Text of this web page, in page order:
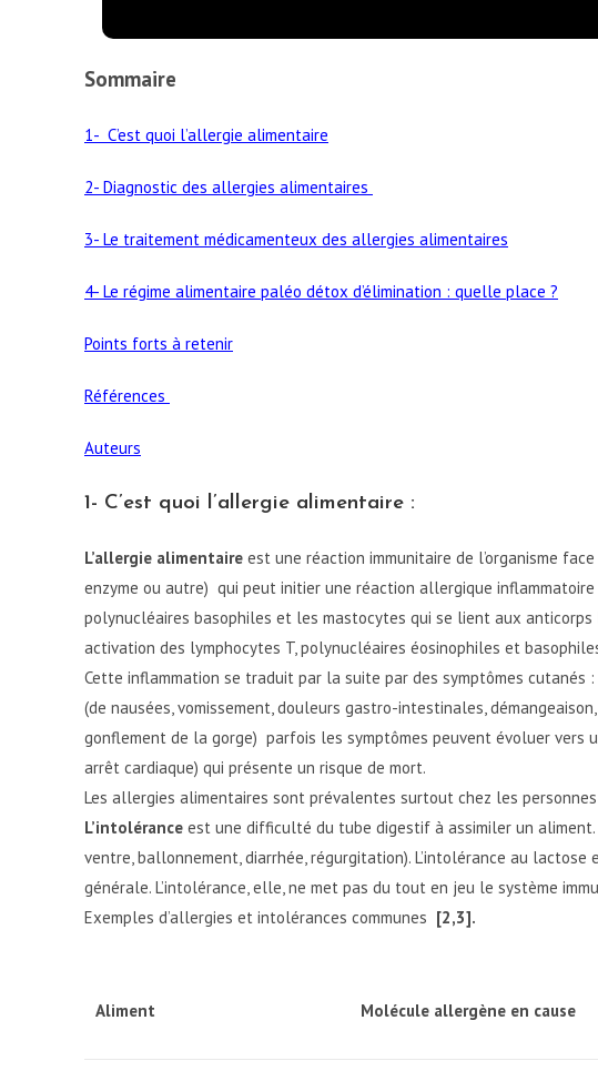
Sommaire
1- C’est quoi l’allergie alimentaire
2- Diagnostic des allergies alimentaires
3- Le traitement médicamenteux des allergies alimentaires
4- Le régime alimentaire paléo détox d’élimination : quelle place ?
Points forts à retenir
Références
Auteurs
1- C’est quoi l’allergie alimentaire :
L’allergie alimentaire est une réaction immunitaire de l’organisme
enzyme ou autre) qui peut initier une réaction allergique
polynucléaires basophiles et les mastocytes qui se lient aux anticorps
activation des lymphocytes T, polynucléaires éosinophiles et
Cette inflammation se traduit par la suite par des symptômes cutanés :
(de nausées, vomissement, douleurs gastro-intestinales,
gonflement de la gorge) parfois les symptômes peuvent évoluer vers
arrêt cardiaque) qui présente un risque de mort.
Les allergies alimentaires sont prévalentes surtout chez les
L’intolérance est une difficulté du tube digestif à assimiler un
ventre, ballonnement, diarrhée, régurgitation). L’intolérance au
générale. L’intolérance, elle, ne met pas du tout en jeu le système
Exemples d’allergies et intolérances communes [2,3].
Aliment Molécule allergène en cause